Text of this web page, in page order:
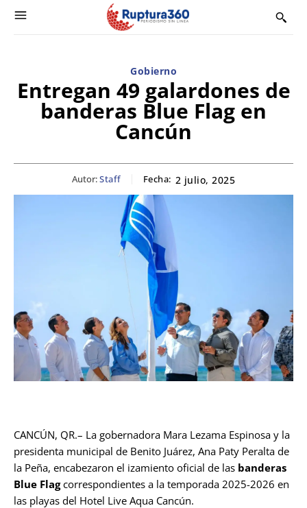
Gobierno
Entregan 49 galardones de
banderas Blue Flag en
Cancún
Autor:Staff Fecha: 2 julio, 2025
CANCÚN, QR.– La gobernadora Mara Lezama Espinosa y la
presidenta municipal de Benito Juárez, Ana Paty Peralta de
la Peña, encabezaron el izamiento oficial de las banderas
Blue Flagcorrespondientes a la temporada 2025-2026 en
las playas del Hotel Live Aqua Cancún.